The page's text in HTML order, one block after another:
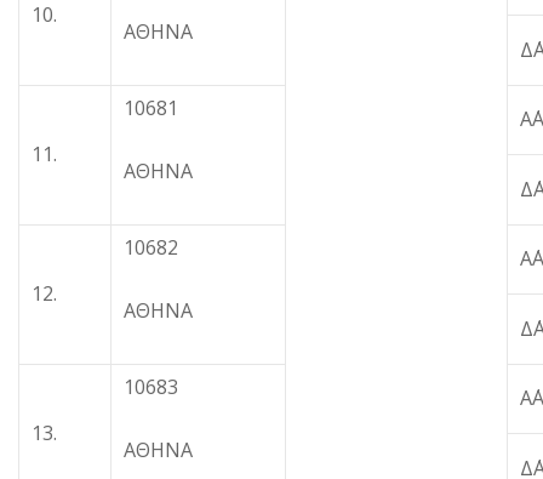
10.
ΑΘΗΝΑ
11.
10681
ΑΘΗΝΑ
12.
10682
ΑΘΗΝΑ
13.
10683
ΑΘΗΝΑ